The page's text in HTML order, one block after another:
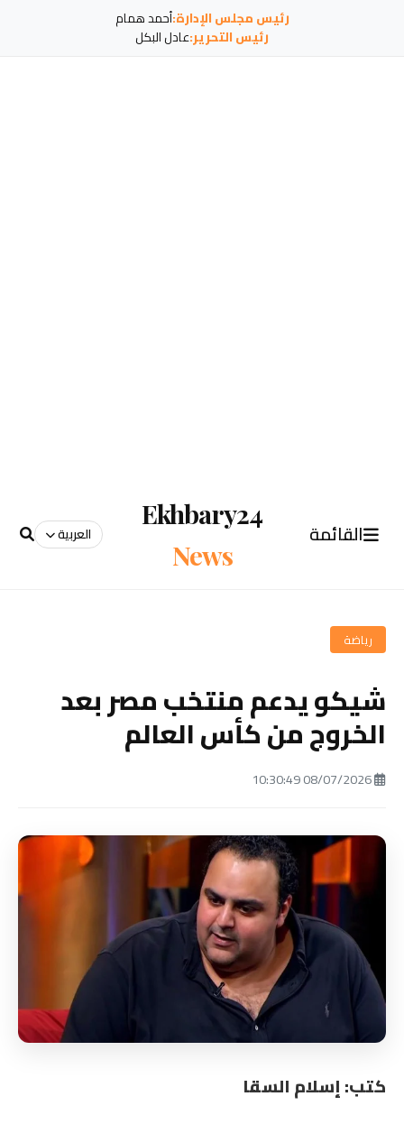
رئيس مجلس الإدارة:أحمد همام
رئيس التحرير:عادل البكل
القائمة
Ekhbary24
News
العربية
رياضة
شيكو يدعم منتخب مصر بعد
الخروج من كأس العالم
كتب: إسلام السقا